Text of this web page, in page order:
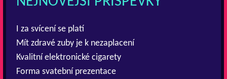
I za svícení se platí
Mít zdravé zuby je k nezaplacení
Kvalitní elektronické cigarety
Forma svatební prezentace